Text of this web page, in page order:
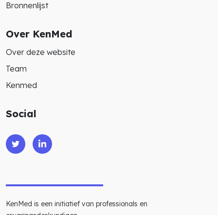
Bronnenlijst
Over KenMed
Over deze website
Team
Kenmed
Social
KenMed is een initiatief van professionals en